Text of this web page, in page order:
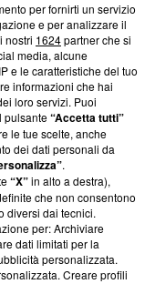
su Blasting
ci impegniamo a
aderenza a
News non è
di farne
una verifica di
per fornirti un servizio
e per analizzare il
nostri 1624partner che si
media, alcune
e le caratteristiche del tuo
informazioni che hai
loro servizi. Puoi
pulsante“Accetta tutti”
le tue scelte, anche
dei dati personali da
.
“X”in alto a destra),
che non consentono
diversi dai tecnici.
per: Archiviare
dati limitati per la
personalizzata.
Creare profili